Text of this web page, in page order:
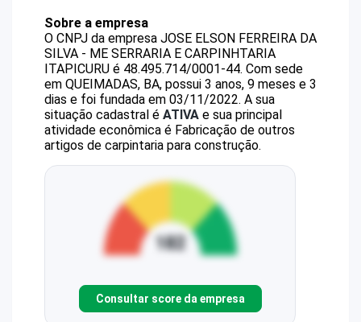
Sobre a empresa
O CNPJ da empresa JOSE ELSON FERREIRA DA
SILVA - ME SERRARIA E CARPINHTARIA
ITAPICURU é 48.495.714/0001-44. Com sede
em QUEIMADAS, BA, possui 3 anos, 9 meses e 3
dias e foi fundada em 03/11/2022. A sua
situação cadastral é ATIVA e sua principal
atividade econômica é Fabricação de outros
artigos de carpintaria para construção.
Consultar score da empresa